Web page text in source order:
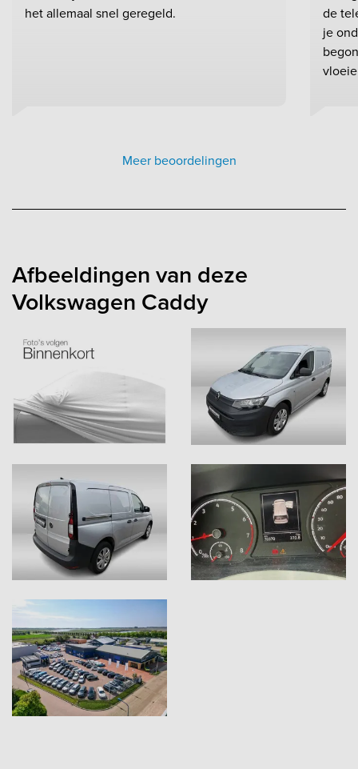
het allemaal snel geregeld.
de
je
Meer beoordelingen
Afbeeldingen van deze
Volkswagen Caddy